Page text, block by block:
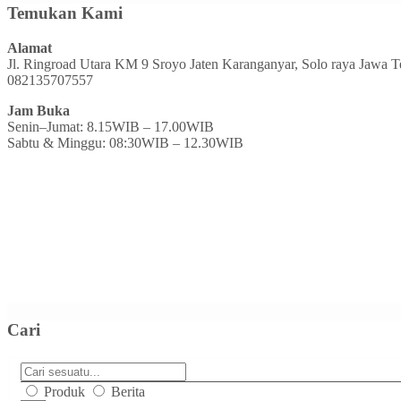
Temukan Kami
Alamat
Jl. Ringroad Utara KM 9 Sroyo Jaten Karanganyar, Solo raya Jawa
082135707557
Jam Buka
Senin–Jumat: 8.15WIB – 17.00WIB
Sabtu & Minggu: 08:30WIB – 12.30WIB
Cari
Produk Berita